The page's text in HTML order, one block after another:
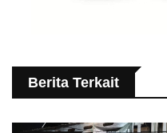
Berita Terkait